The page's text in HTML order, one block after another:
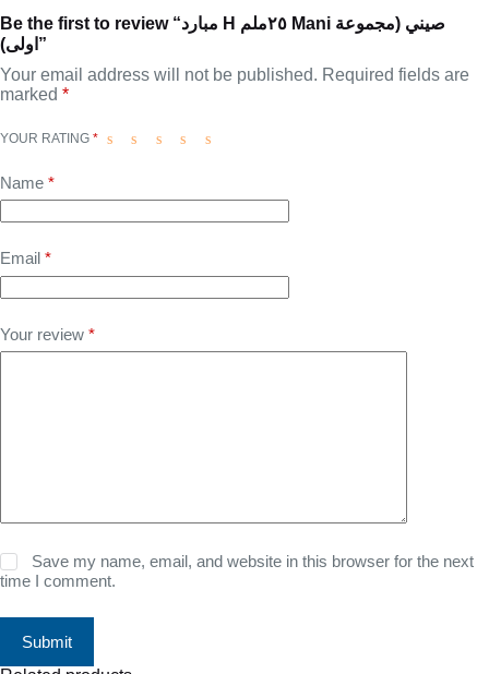
Be the first to review “مبارد H ٢٥ملم Mani صيني (مجموعة
اولى)”
Your email address will not be published. Required fields are
marked *
YOUR RATING *
Name *
Email *
Your review *
Save my name, email, and website in this browser for the next
time I comment.
Submit